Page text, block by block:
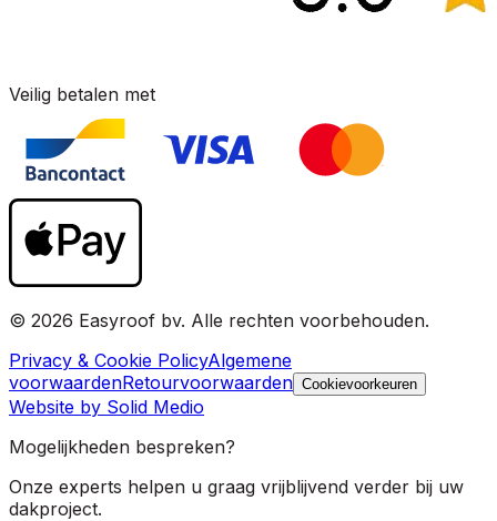
Veilig betalen met
© 2026 Easyroof bv. Alle rechten voorbehouden.
Privacy & Cookie PolicyAlgemene
voorwaardenRetourvoorwaarden Cookievoorkeuren
Website by Solid Medio
Mogelijkheden bespreken?
Onze experts helpen u graag vrijblijvend verder bij uw
dakproject.